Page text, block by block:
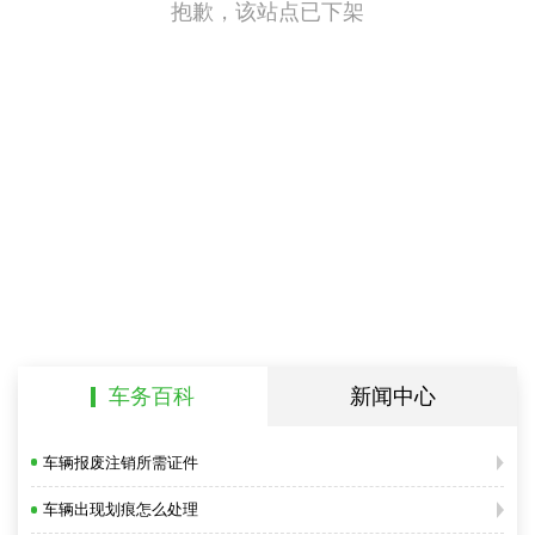
抱歉，该站点已下架
车务百科 新闻中心
车辆报废注销所需证件
车辆出现划痕怎么处理